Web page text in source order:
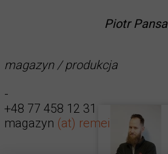
Piotr Pansa
magazyn / produkcja
-
+48 77 458 12 31
magazyn (at) remei.com.pl